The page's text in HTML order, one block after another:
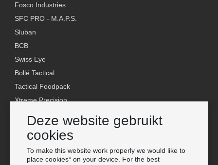
Deze website gebruikt
cookies
To make this website work properly we would like to
place cookies* on your device. For the best
Fosco Industries
SFC PRO - M.A.P.S.
Sluban
BCB
Swiss Eye
Bollé Tactical
Tactical Foodpack
Xtreme Precision
Contact
Groothandel Van Os Imports B.V.
E-mail: info@vanosimports.nl